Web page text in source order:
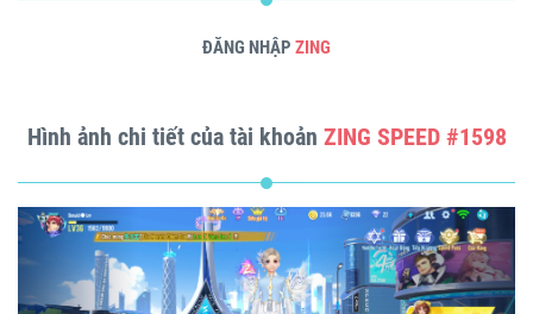
ĐĂNG NHẬP ZING
Hình ảnh chi tiết của tài khoản ZING SPEED #1598